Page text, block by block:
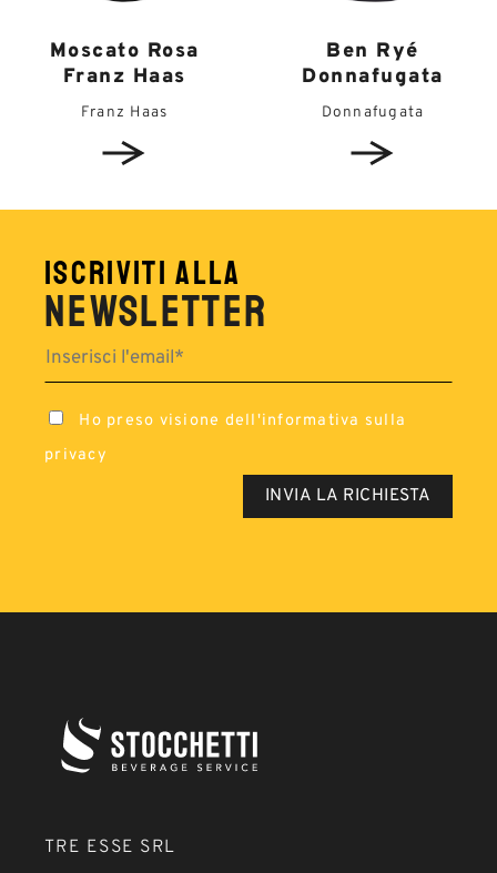
Moscato Rosa
Franz Haas
Franz Haas
Ben Ryé
Donnafugata
Donnafugata
TRE ESSE SRL
ISCRIVITI ALLA
NEWSLETTER
Ho preso visione dell'informativa sulla
privacy